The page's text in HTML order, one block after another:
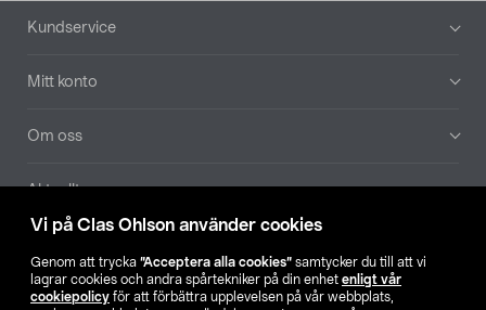
Vi på Clas Ohlson använder cookies
Genom att trycka ”Acceptera alla cookies” samtycker du till att vi
lagrar cookies och andra spårtekniker på din enhet enligt vår
cookiepolicy för att förbättra upplevelsen på vår webbplats,
Sidfot
Kundservice
Mitt konto
Om oss
Aktuellt
Hitta butik